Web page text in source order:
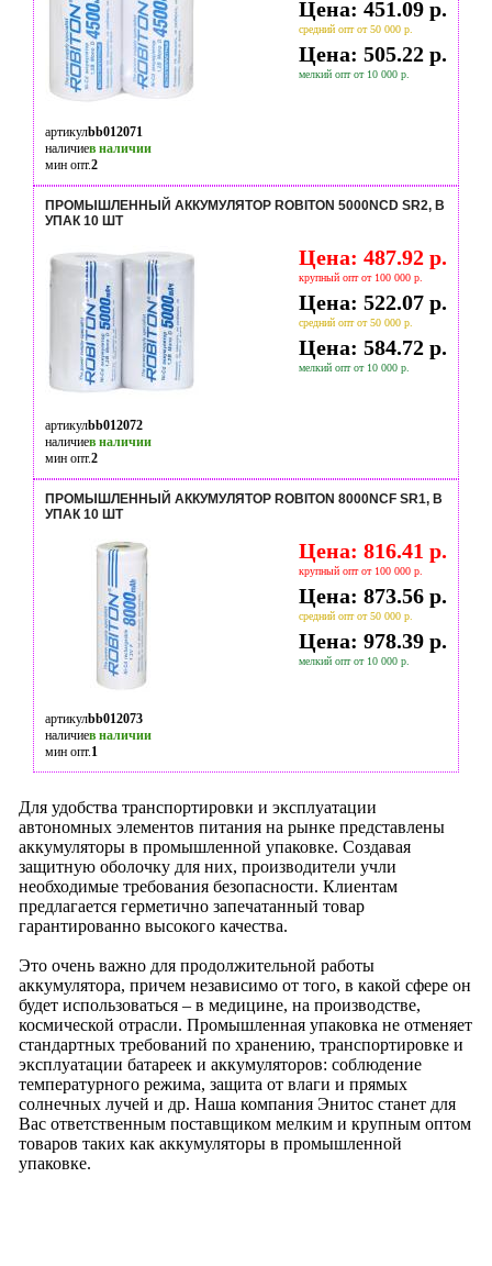
Цена: 451.09 р.
средний опт от 50 000 р.
Цена: 505.22 р.
мелкий опт от 10 000 р.
артикулbb012071
наличиев наличии
мин опт.2
ПРОМЫШЛЕННЫЙ АККУМУЛЯТОР ROBITON 5000NCD SR2, В
УПАК 10 ШТ
Цена: 487.92 р.
крупный опт от 100 000 р.
Цена: 522.07 р.
средний опт от 50 000 р.
Цена: 584.72 р.
мелкий опт от 10 000 р.
артикулbb012072
наличиев наличии
мин опт.2
ПРОМЫШЛЕННЫЙ АККУМУЛЯТОР ROBITON 8000NCF SR1, В
УПАК 10 ШТ
Цена: 816.41 р.
крупный опт от 100 000 р.
Цена: 873.56 р.
средний опт от 50 000 р.
Цена: 978.39 р.
мелкий опт от 10 000 р.
артикулbb012073
наличиев наличии
мин опт.1
Для удобства транспортировки и эксплуатации
автономных элементов питания на рынке представлены
аккумуляторы в промышленной упаковке. Создавая
защитную оболочку для них, производители учли
необходимые требования безопасности. Клиентам
предлагается герметично запечатанный товар
гарантированно высокого качества.
Это очень важно для продолжительной работы
аккумулятора, причем независимо от того, в какой сфере он
будет использоваться – в медицине, на производстве,
космической отрасли. Промышленная упаковка не отменяет
стандартных требований по хранению, транспортировке и
эксплуатации батареек и аккумуляторов: соблюдение
температурного режима, защита от влаги и прямых
солнечных лучей и др. Наша компания Энитос станет для
Вас ответственным поставщиком мелким и крупным оптом
товаров таких как аккумуляторы в промышленной
упаковке.